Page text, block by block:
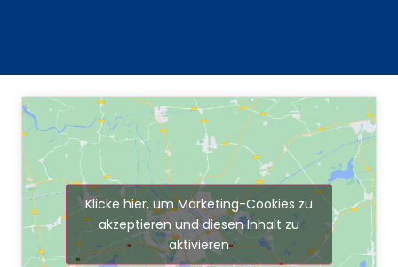
Klicke hier, um Marketing-Cookies zu
akzeptieren und diesen Inhalt zu
aktivieren